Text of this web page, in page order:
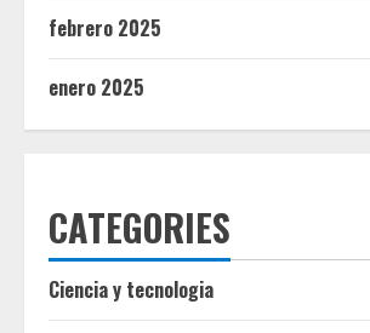
febrero 2025
enero 2025
CATEGORIES
Ciencia y tecnologia